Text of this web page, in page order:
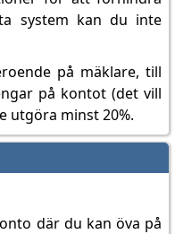
system kan du inte
på mäklare, till
på kontot (det vill
utgöra minst 20%.
där du kan öva på